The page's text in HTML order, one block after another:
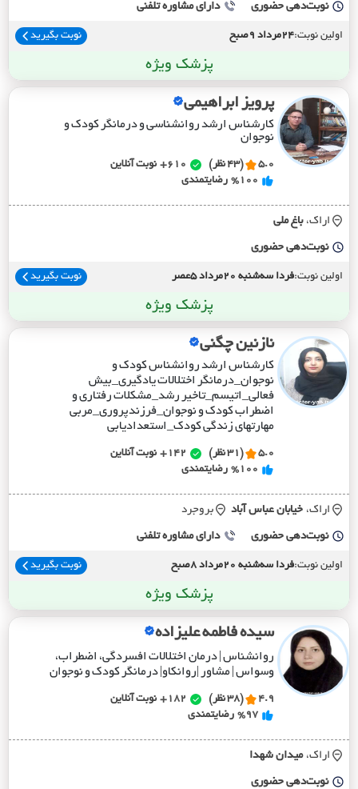
نوبت‌دهی حضوری دارای مشاوره تلفنی
اولین نوبت:24مرداد 9صبح نوبت بگیرید
پزشک ویژه
پرویز ابراهیمی
کارشناس ارشد روانشناسی و درمانگر کودک و
نوجوان
5.0 (43 نظر) 610+
نوبت آنلاین
%100 رضایتمندی
اراک، باغ ملي
نوبت‌دهی حضوری
اولین نوبت:فردا سه‌شنبه 20مرداد 5عصر نوبت بگیرید
پزشک ویژه
نازنین چگنی
کارشناس ارشد روانشناس کودک و
نوجوان_درمانگر اختلالات یادگیری_بیش
فعالی_اتیسم_تاخیر رشد_مشکلات رفتاری و
اضطراب کودک و نوجوان_فرزندپروری_مربی
مهارتهای زندگی کودک_استعدادیابی
5.0 (31 نظر) 142+
نوبت آنلاین
%100 رضایتمندی
اراک، خيابان عباس آباد بروجرد
نوبت‌دهی حضوری دارای مشاوره تلفنی
اولین نوبت:فردا سه‌شنبه 20مرداد 8صبح نوبت بگیرید
پزشک ویژه
سیده فاطمه علیزاده
روانشناس | درمان اختلالات افسردگی، اضطراب،
وسواس | مشاور |روانکاو| درمانگر کودک و نوجوان
4.9 (38 نظر) 182+
نوبت آنلاین
%97 رضایتمندی
اراک، ميدان شهدا
نوبت‌دهی حضوری